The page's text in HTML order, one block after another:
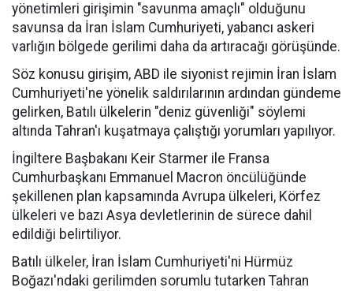
yönetimleri girişimin "savunma amaçlı" olduğunu
savunsa da İran İslam Cumhuriyeti, yabancı askeri
varlığın bölgede gerilimi daha da artıracağı görüşünde.
Söz konusu girişim, ABD ile siyonist rejimin İran İslam
Cumhuriyeti'ne yönelik saldırılarının ardından gündeme
gelirken, Batılı ülkelerin "deniz güvenliği" söylemi
altında Tahran'ı kuşatmaya çalıştığı yorumları yapılıyor.
İngiltere Başbakanı Keir Starmer ile Fransa
Cumhurbaşkanı Emmanuel Macron öncülüğünde
şekillenen plan kapsamında Avrupa ülkeleri, Körfez
ülkeleri ve bazı Asya devletlerinin de sürece dahil
edildiği belirtiliyor.
Batılı ülkeler, İran İslam Cumhuriyeti'ni Hürmüz
Boğazı'ndaki gerilimden sorumlu tutarken Tahran